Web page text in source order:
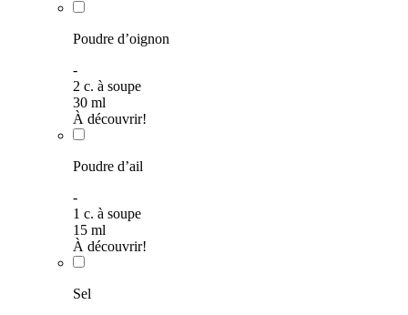
Poudre d’oignon
-
2 c. à soupe
30 ml
À découvrir!
Poudre d’ail
-
1 c. à soupe
15 ml
À découvrir!
Sel